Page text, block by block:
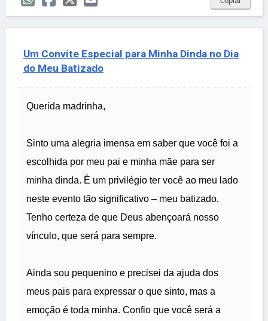
Um Convite Especial para Minha Dinda no Dia
do Meu Batizado
Querida madrinha,
Sinto uma alegria imensa em saber que você foi a
escolhida por meu pai e minha mãe para ser
minha dinda. É um privilégio ter você ao meu lado
neste evento tão significativo – meu batizado.
Tenho certeza de que Deus abençoará nosso
vínculo, que será para sempre.
Ainda sou pequenino e precisei da ajuda dos
meus pais para expressar o que sinto, mas a
emoção é toda minha. Confio que você será a